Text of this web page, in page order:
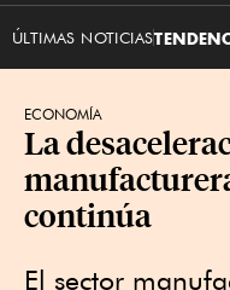
ÚLTIMAS NOTICIAS
ECONOMÍA
La
continúa
El sector